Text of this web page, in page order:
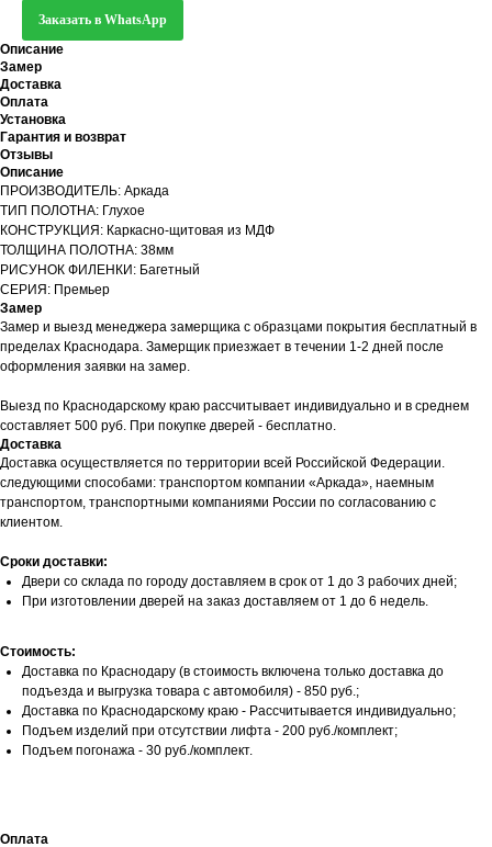
Заказать в WhatsApp
Описание
Замер
Доставка
Оплата
Установка
Гарантия и возврат
Отзывы
Описание
ПРОИЗВОДИТЕЛЬ: Аркада
ТИП ПОЛОТНА: Глухое
КОНСТРУКЦИЯ: Каркасно-щитовая из МДФ
ТОЛЩИНА ПОЛОТНА: 38мм
РИСУНОК ФИЛЕНКИ: Багетный
СЕРИЯ: Премьер
Замер
Замер и выезд менеджера замерщика с образцами покрытия бесплатный в
пределах Краснодара. Замерщик приезжает в течении 1-2 дней после
оформления заявки на замер.
Выезд по Краснодарскому краю рассчитывает индивидуально и в среднем
составляет 500 руб. При покупке дверей - бесплатно.
Доставка
Доставка осуществляется по территории всей Российской Федерации.
следующими способами: транспортом компании «Аркада», наемным
транспортом, транспортными компаниями России по согласованию с
клиентом.
Сроки доставки:
Двери со склада по городу доставляем в срок от 1 до 3 рабочих дней;
При изготовлении дверей на заказ доставляем от 1 до 6 недель.
Стоимость:
Доставка по Краснодару (в стоимость включена только доставка до
подъезда и выгрузка товара с автомобиля) - 850 руб.;
Доставка по Краснодарскому краю - Рассчитывается индивидуально;
Подъем изделий при отсутствии лифта - 200 руб./комплект;
Подъем погонажа - 30 руб./комплект.
Оплата